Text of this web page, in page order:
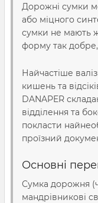
Дорожні сумки
або міцного
сумки не мають
форму так добре,
Найчастіше
кишень та
DANAPER
відділення та
покласти
проїзний
Основні
Сумка дорожня
мандрівникові